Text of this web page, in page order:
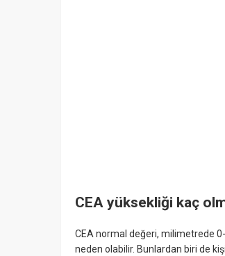
CEA yüksekliği kaç
CEA normal değeri, milimetrede 0-
neden olabilir. Bunlardan biri de